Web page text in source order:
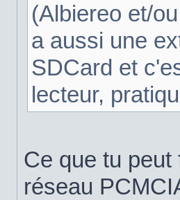
(Albiereo et/
a aussi une
SDCard et
lecteur,
Ce que tu
réseau